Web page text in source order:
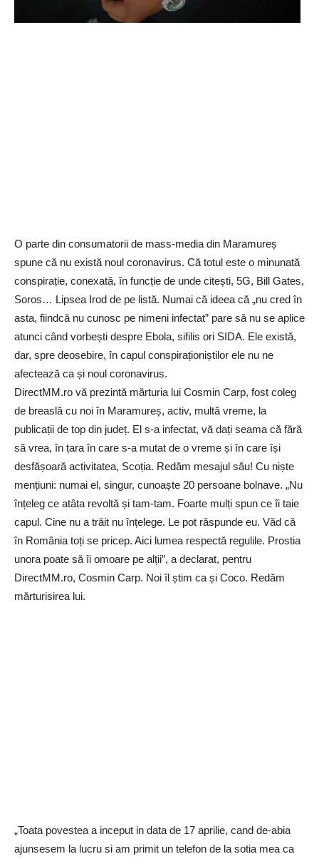
O parte din consumatorii de mass-media din Maramureș
spune că nu există noul coronavirus. Că totul este o minunată
conspirație, conexată, în funcție de unde citești, 5G, Bill Gates,
Soros… Lipsea Irod de pe listă. Numai că ideea că „nu cred în
asta, fiindcă nu cunosc pe nimeni infectat” pare să nu se aplice
atunci când vorbești despre Ebola, sifilis ori SIDA. Ele există,
dar, spre deosebire, în capul conspiraționiștilor ele nu ne
afectează ca și noul coronavirus.
DirectMM.ro vă prezintă mărturia lui Cosmin Carp, fost coleg
de breaslă cu noi în Maramureș, activ, multă vreme, la
publicații de top din județ. El s-a infectat, vă dați seama că fără
să vrea, în țara în care s-a mutat de o vreme și în care își
desfășoară activitatea, Scoția. Redăm mesajul său! Cu niște
mențiuni: numai el, singur, cunoaște 20 persoane bolnave. „Nu
înțeleg ce atâta revoltă și tam-tam. Foarte mulți spun ce îi taie
capul. Cine nu a trăit nu înțelege. Le pot răspunde eu. Văd că
în România toți se pricep. Aici lumea respectă regulile. Prostia
unora poate să îi omoare pe alții”, a declarat, pentru
DirectMM.ro, Cosmin Carp. Noi îl știm ca și Coco. Redăm
mărturisirea lui.
„Toata povestea a inceput in data de 17 aprilie, cand de-abia
ajunsesem la lucru si am primit un telefon de la sotia mea ca